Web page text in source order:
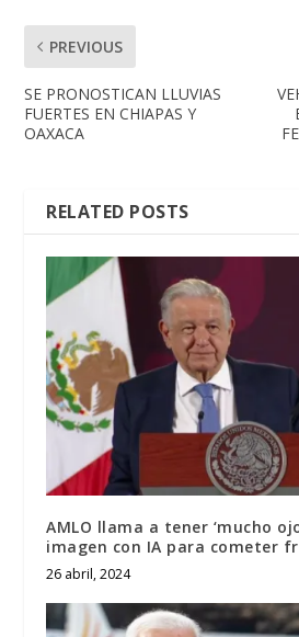
PREVIOUS
SE PRONOSTICAN LLUVIAS
FUERTES EN CHIAPAS Y
OAXACA
RELATED POSTS
AMLO llama a tener ‘mucho
imagen con IA para cometer
26 abril, 2024